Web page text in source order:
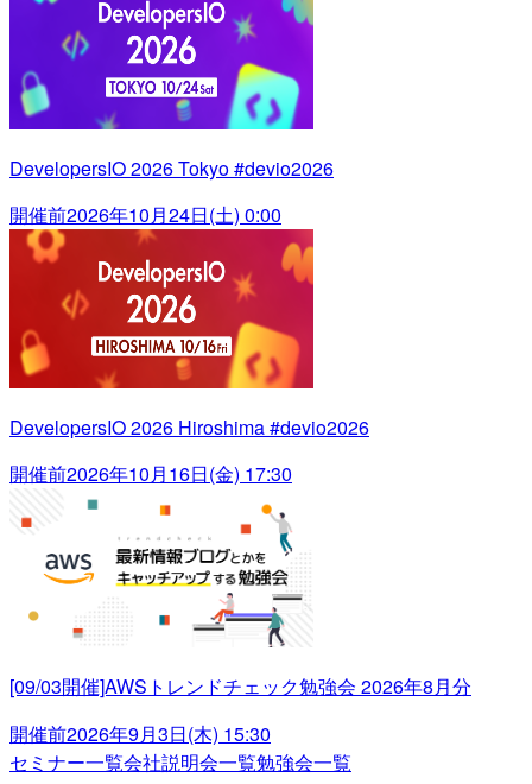
DevelopersIO 2026 Tokyo #devio2026
開催前2026年10月24日(土) 0:00
DevelopersIO 2026 Hiroshima #devio2026
開催前2026年10月16日(金) 17:30
[09/03開催]AWSトレンドチェック勉強会 2026年8月分
開催前2026年9月3日(木) 15:30
セミナー一覧会社説明会一覧勉強会一覧